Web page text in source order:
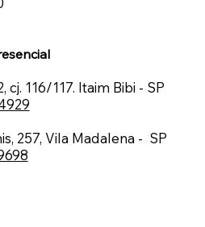
cj. 116/117. Itaim Bibi - SP
257, Vila Madalena - SP